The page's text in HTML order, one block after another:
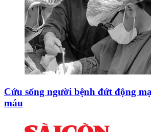
Cứu sống người bệnh đứt động
máu